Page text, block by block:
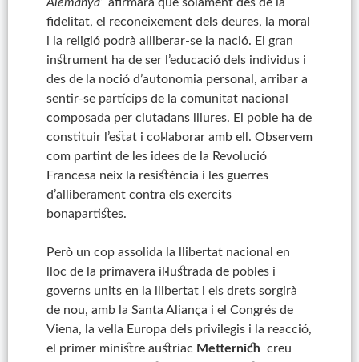
fidelitat, el reconeixement dels deures, la moral
i la religió podrà alliberar-se la nació. El gran
instrument ha de ser l’educació dels individus i
des de la noció d’autonomia personal, arribar a
sentir-se partícips de la comunitat nacional
composada per ciutadans lliures. El poble ha de
constituir l’estat i col·laborar amb ell. Observem
com partint de les idees de la Revolució
Francesa neix la resistència i les guerres
d’alliberament contra els exercits
bonapartistes.
Però un cop assolida la llibertat nacional en
lloc de la primavera il·lustrada de pobles i
governs units en la llibertat i els drets sorgirà
de nou, amb la Santa Aliança i el Congrés de
Viena, la vella Europa dels privilegis i la reacció,
el primer ministre austríac Metternich creu